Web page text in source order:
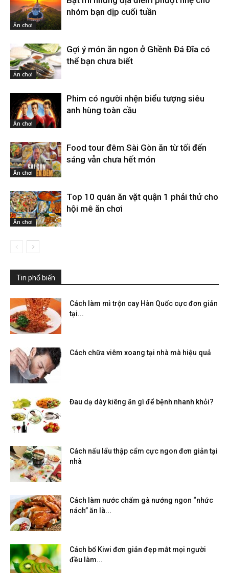
Ăn chơi
nhóm bạn dịp cuối tuần
Ăn chơi
Gợi ý món ăn ngon ở Ghềnh Đá Đĩa có
thể bạn chưa biết
Ăn chơi
Phim có người nhện biểu tượng siêu
anh hùng toàn cầu
Ăn chơi
Food tour đêm Sài Gòn ăn từ tối đến
sáng vẫn chưa hết món
Ăn chơi
Top 10 quán ăn vặt quận 1 phải thử cho
hội mê ăn chơi
Tin phổ biến
Cách làm mì trộn cay Hàn Quốc cực đơn giản
tại...
Cách chữa viêm xoang tại nhà mà hiệu quả
Đau dạ dày kiêng ăn gì để bệnh nhanh khỏi?
Cách nấu lẩu thập cẩm cực ngon đơn giản tại
nhà
Cách làm nước chấm gà nướng ngon “nhức
nách” ăn là...
Cách bổ Kiwi đơn giản đẹp mắt mọi người
đều làm...